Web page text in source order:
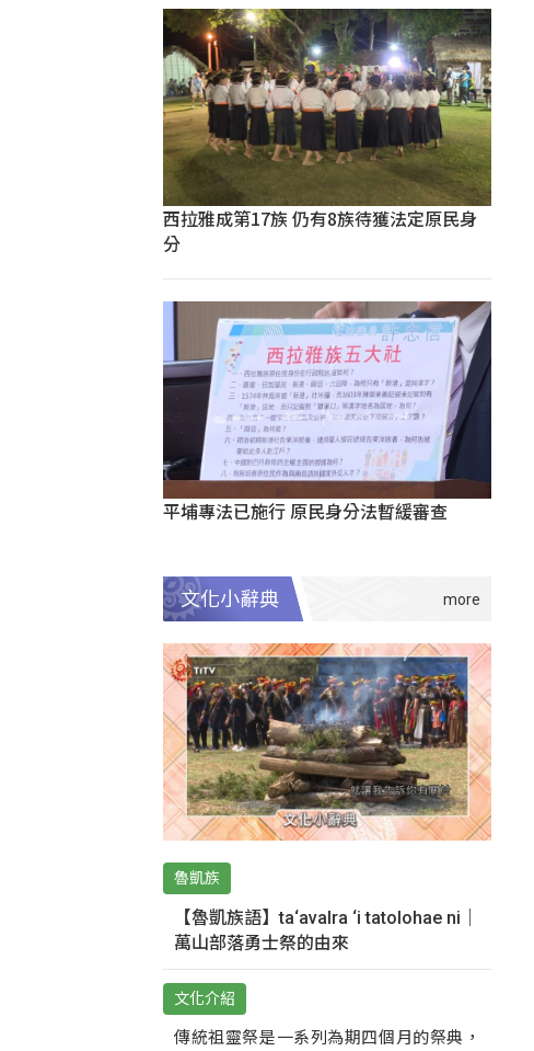
西拉雅成第17族 仍有8族待獲法定原民身
分
平埔專法已施行 原民身分法暫緩審查
文化小辭典
魯凱族
【魯凱族語】ta‘avalra ‘i tatolohae ni｜
萬山部落勇士祭的由來
文化介紹
傳統祖靈祭是一系列為期四個月的祭典，